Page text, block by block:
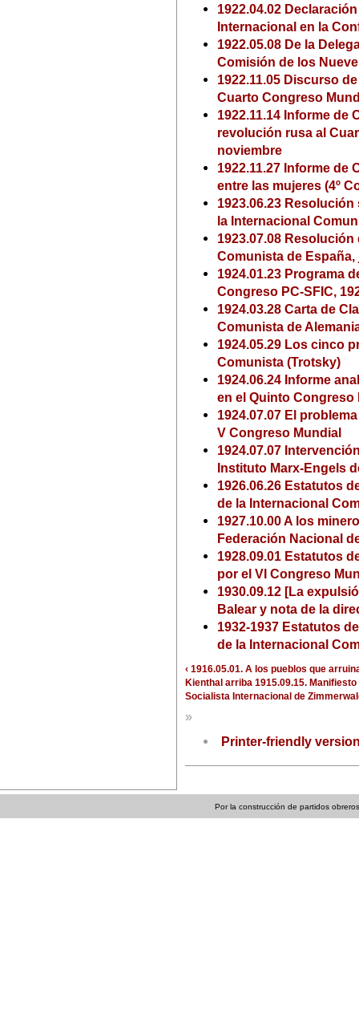
1922.04.02
Internacional en la
1922.05.08 De la
Comisión de los Nueve
1922.11.05 Discurso
Cuarto Congreso
1922.11.14 Informe de
revolución rusa al
noviembre
1922.11.27 Informe de
entre las mujeres (4º
1923.06.23
la Internacional
1923.07.08
Comunista de España,
1924.01.23 Programa
Congreso PC-SFIC,
1924.03.28 Carta de
Comunista de
1924.05.29 Los cinco
Comunista (Trotsky)
1924.06.24 Informe
en el Quinto
1924.07.07 El
V Congreso Mundial
1924.07.07
Instituto Marx-Engels
1926.06.26 Estatutos
de la Internacional
1927.10.00 A los
Federación Nacional
1928.09.01 Estatutos
por el VI Congreso
1930.09.12 [La
Balear y nota de la
1932-1937 Estatutos
de la Internacional
‹ 1916.05.01. A los pueblos que
Kienthal arriba 1915.09.15.
Socialista Internacional de
»
Printer-friendly
Por la construcción de partidos